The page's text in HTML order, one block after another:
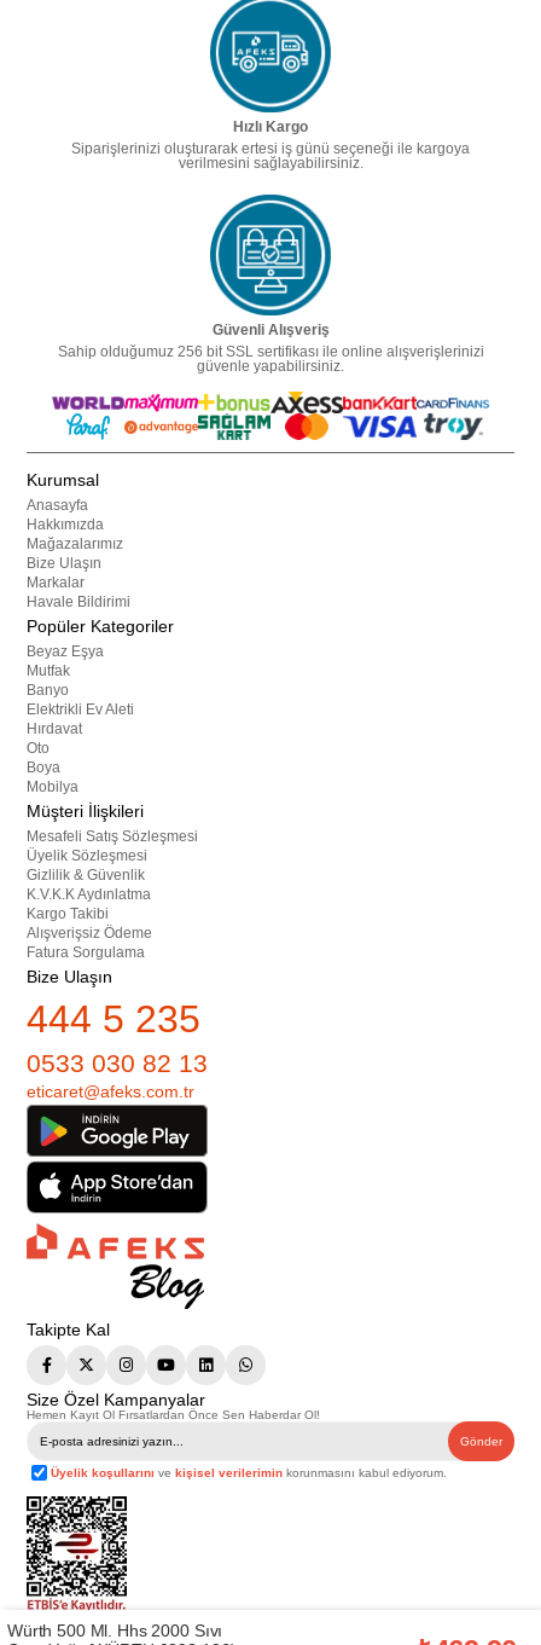
Hızlı Kargo
Siparişlerinizi oluşturarak ertesi iş günü seçeneği ile kargoya
verilmesini sağlayabilirsiniz.
Güvenli Alışveriş
Sahip olduğumuz 256 bit SSL sertifikası ile online alışverişlerinizi
güvenle yapabilirsiniz.
Kurumsal
Anasayfa
Hakkımızda
Mağazalarımız
Bize Ulaşın
Markalar
Havale Bildirimi
Popüler Kategoriler
Beyaz Eşya
Mutfak
Banyo
Elektrikli Ev Aleti
Hırdavat
Oto
Boya
Mobilya
Müşteri İlişkileri
Mesafeli Satış Sözleşmesi
Üyelik Sözleşmesi
Gizlilik & Güvenlik
K.V.K.K Aydınlatma
Kargo Takibi
Alışverişsiz Ödeme
Fatura Sorgulama
Bize Ulaşın
444 5 235
0533 030 82 13
eticaret@afeks.com.tr
Takipte Kal
Size Özel Kampanyalar
Hemen Kayıt Ol Fırsatlardan Önce Sen Haberdar Ol!
Gönder
Üyelik koşullarını vekişisel verilerimin korunmasını kabul ediyorum.
Telif Hakkı © 2026Afeks Yapı Market . Tüm hakları saklıdır.
Würth 500 Ml. Hhs 2000 Sıvı